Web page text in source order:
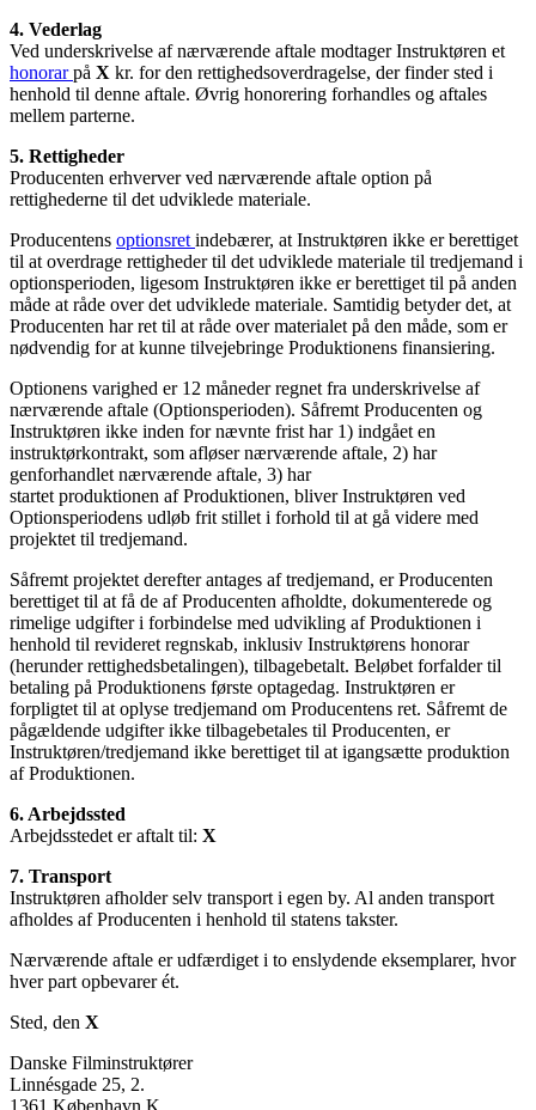
4. Vederlag
Ved underskrivelse af nærværende aftale modtager Instruktøren et
honorarpå X kr. for den rettighedsoverdragelse, der finder sted i
henhold til denne aftale. Øvrig honorering forhandles og aftales
mellem parterne.
5. Rettigheder
Producenten erhverver ved nærværende aftale option på
rettighederne til det udviklede materiale.
Producentens optionsret indebærer, at Instruktøren ikke er berettiget
til at overdrage rettigheder til det udviklede materiale til tredjemand i
optionsperioden, ligesom Instruktøren ikke er berettiget til på anden
måde at råde over det udviklede materiale. Samtidig betyder det, at
Producenten har ret til at råde over materialet på den måde, som er
nødvendig for at kunne tilvejebringe Produktionens finansiering.
Optionens varighed er 12 måneder regnet fra underskrivelse af
nærværende aftale (Optionsperioden). Såfremt Producenten og
Instruktøren ikke inden for nævnte frist har 1) indgået en
instruktørkontrakt, som afløser nærværende aftale, 2) har
genforhandlet nærværende aftale, 3) har
startet produktionen af Produktionen, bliver Instruktøren ved
Optionsperiodens udløb frit stillet i forhold til at gå videre med
projektet til tredjemand.
Såfremt projektet derefter antages af tredjemand, er Producenten
berettiget til at få de af Producenten afholdte, dokumenterede og
rimelige udgifter i forbindelse med udvikling af Produktionen i
henhold til revideret regnskab, inklusiv Instruktørens honorar
(herunder rettighedsbetalingen), tilbagebetalt. Beløbet forfalder til
betaling på Produktionens første optagedag. Instruktøren er
forpligtet til at oplyse tredjemand om Producentens ret. Såfremt de
pågældende udgifter ikke tilbagebetales til Producenten, er
Instruktøren/tredjemand ikke berettiget til at igangsætte produktion
af Produktionen.
6. Arbejdssted
Arbejdsstedet er aftalt til: X
7. Transport
Instruktøren afholder selv transport i egen by. Al anden transport
afholdes af Producenten i henhold til statens takster.
Nærværende aftale er udfærdiget i to enslydende eksemplarer, hvor
hver part opbevarer ét.
Sted, den X
Danske Filminstruktører
Linnésgade 25, 2.
1361 København K